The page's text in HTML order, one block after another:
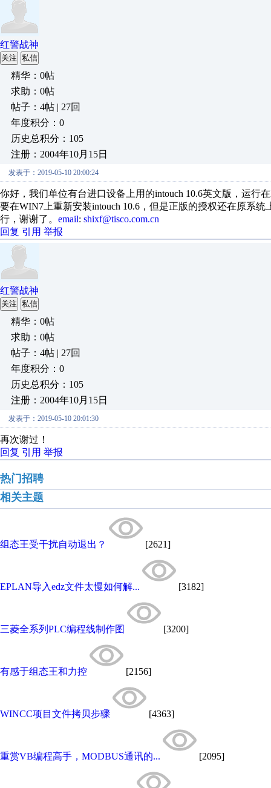
红警战神
关注 私信
精华：0帖
求助：0帖
帖子：4帖 | 27回
年度积分：0
历史总积分：105
注册：2004年10月15日
发表于：2019-05-10 20:00:24
你好，我们单位有台进口设备上用的intouch 10.6英文版，运
要在WIN7上重新安装intouch 10.6，但是正版的授权还在原系
行，谢谢了。 email: shixf@tisco.com.cn
回复 引用 举报
红警战神
关注 私信
精华：0帖
求助：0帖
帖子：4帖 | 27回
年度积分：0
历史总积分：105
注册：2004年10月15日
发表于：2019-05-10 20:01:30
再次谢过！
回复 引用 举报
热门招聘
相关主题
组态王受干扰自动退出？ [2621]
EPLAN导入edz文件太慢如何解... [3182]
三菱全系列PLC编程线制作图 [3200]
有感于组态王和力控 [2156]
WINCC项目文件拷贝步骤 [4363]
重赏VB编程高手，MODBUS通讯的... [2095]